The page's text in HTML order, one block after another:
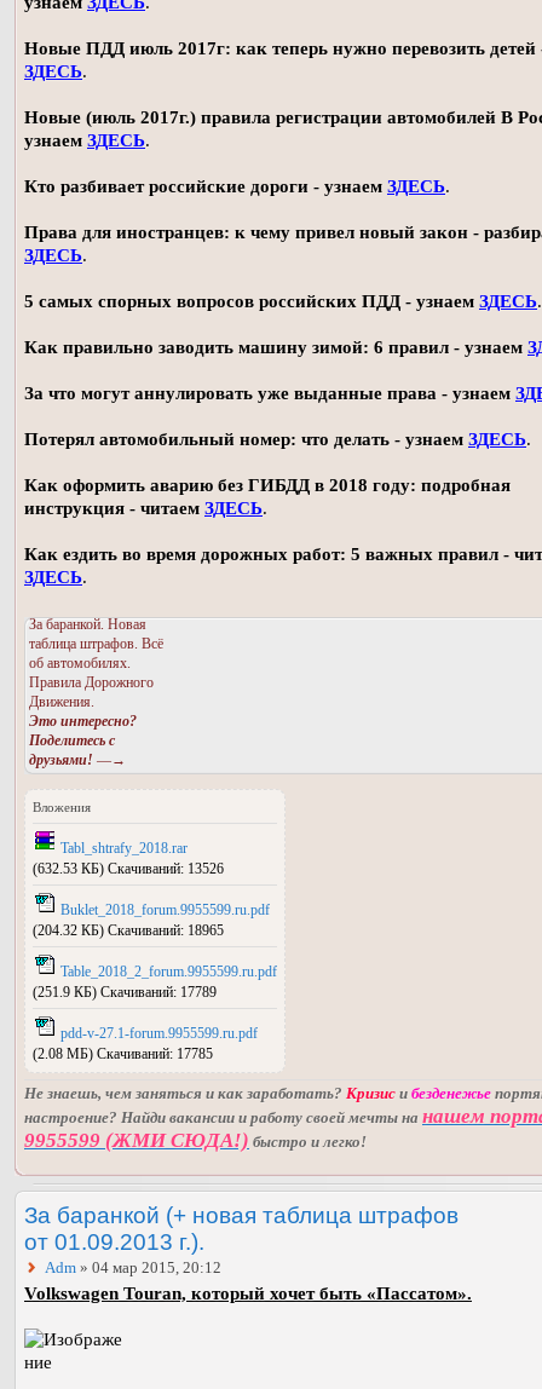
Новые ПДД июль 2017г: как теперь нужно перевозить детей
ЗДЕСЬ.
Новые (июль 2017г.) правила регистрации автомобилей В
узнаем ЗДЕСЬ.
Кто разбивает российские дороги - узнаем ЗДЕСЬ.
Права для иностранцев: к чему привел новый закон -
ЗДЕСЬ.
5 самых спорных вопросов российских ПДД - узнаем ЗДЕСЬ.
Как правильно заводить машину зимой: 6 правил - узнаем
За что могут аннулировать уже выданные права - узнаем
Потерял автомобильный номер: что делать - узнаем ЗДЕСЬ.
Как оформить аварию без ГИБДД в 2018 году: подробная
инструкция - читаем ЗДЕСЬ.
Как ездить во время дорожных работ: 5 важных правил -
ЗДЕСЬ.
За баранкой. Новая
таблица штрафов. Всё
об автомобилях.
Правила Дорожного
Движения.
Это интересно?
Поделитесь с
друзьями! —→
Вложения
Tabl_shtrafy_2018.rar
(632.53 КБ) Скачиваний: 13526
Buklet_2018_forum.9955599.ru.pdf
(204.32 КБ) Скачиваний: 18965
Table_2018_2_forum.9955599.ru.pdf
(251.9 КБ) Скачиваний: 17789
pdd-v-27.1-forum.9955599.ru.pdf
(2.08 МБ) Скачиваний: 17785
Не знаешь, чем заняться и как заработать? Кризис и безденежье
настроение? Найди вакансии и работу своей мечты на нашем
9955599 (ЖМИ СЮДА!) быстро и легко!
За баранкой (+ новая таблица штрафов
от 01.09.2013 г.).
Adm » 04 мар 2015, 20:12
Volkswagen Touran, который хочет быть «Пассатом».